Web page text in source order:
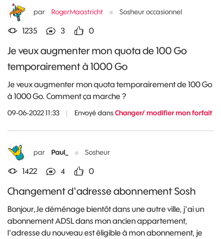
Je veux augmenter mon quota de 100 Go
temporairement à 1000 Go
Je veux augmenter mon quota temporairement de 100 Go
à 1000 Go. Comment ça marche ?
09-06-2022 11:33 | Envoyé dansChanger/ modifier mon forfait
par RogerMaastricht Sosheur occasionnel
1235 3 0
Changement d'adresse abonnement Sosh
Bonjour,Je déménage bientôt dans une autre ville, j'ai un
abonnement ADSL dans mon ancien appartement,
l'adresse du nouveau est éligible à mon abonnement, je
par Paul_ Sosheur
1422 4 0